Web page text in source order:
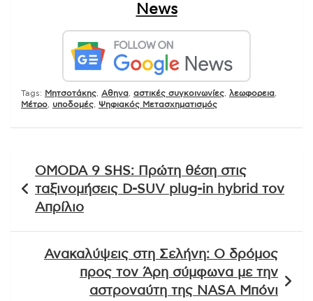
News
Tags: Mητσοτάκης Αθηνα αστικές συγκοινωνίες λεωφορεια
Μέτρο
υποδομές Ψηφιακός Μετασχηματισμός
άρθρων
OMODA 9 SHS: Πρώτη θέση στις
ταξινομήσεις D-SUV plug-in hybrid τον
Απρίλιο
Ανακαλύψεις στη Σελήνη: Ο δρόμος
προς τον Άρη σύμφωνα με την
αστροναύτη της NASA Μπόνι